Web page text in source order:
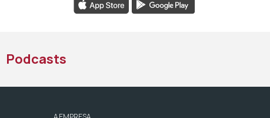
Podcasts